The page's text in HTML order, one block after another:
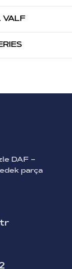
VALF
DAF –
parça